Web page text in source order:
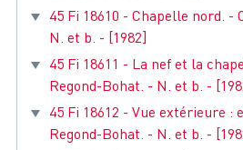
45 Fi 18610 - Chapelle nord. -
N. et b. - [1982]
45 Fi 18611 - La nef et la
Regond-Bohat. - N. et b. -
45 Fi 18612 - Vue extérieure :
Regond-Bohat. - N. et b. -